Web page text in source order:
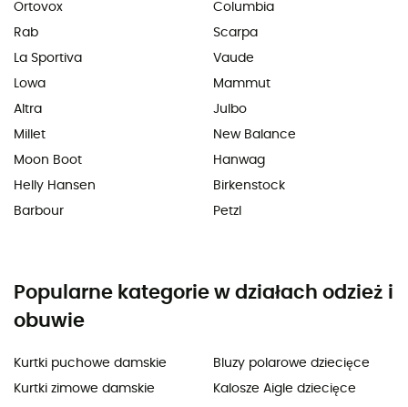
Ortovox
Rab
La Sportiva
Lowa
Altra
Millet
Moon Boot
Helly Hansen
Barbour
Columbia
Scarpa
Vaude
Mammut
Julbo
New Balance
Hanwag
Birkenstock
Petzl
Popularne kategorie w działach odzież i
obuwie
Kurtki puchowe damskie
Kurtki zimowe damskie
Bluzy polarowe dziecięce
Kalosze Aigle dziecięce